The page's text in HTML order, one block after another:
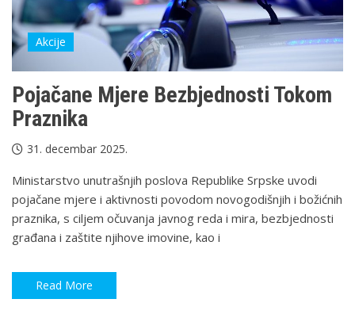
Akcije
Pojačane Mjere Bezbjednosti Tokom
Praznika
31. decembar 2025.
Ministarstvo unutrašnjih poslova Republike Srpske uvodi
pojačane mjere i aktivnosti povodom novogodišnjih i božićnih
praznika, s ciljem očuvanja javnog reda i mira, bezbjednosti
građana i zaštite njihove imovine, kao i
Read More